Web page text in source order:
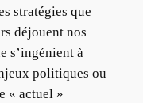
stratégies que
déjouent nos
s’ingénient à
politiques ou
« actuel »